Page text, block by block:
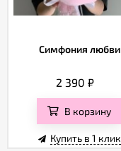
Симфония любви
2 390₽
В корзину
Купить в 1 клик